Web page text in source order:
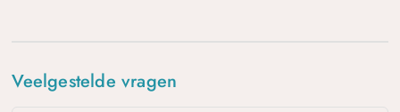
Veelgestelde vragen